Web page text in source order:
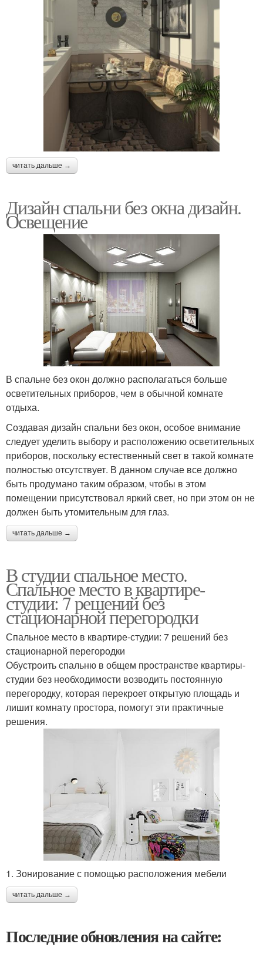
читать дальше →
Дизайн спальни без окна дизайн.
Освещение
В спальне без окон должно располагаться больше
осветительных приборов, чем в обычной комнате
отдыха.
Создавая дизайн спальни без окон, особое внимание
следует уделить выбору и расположению осветительных
приборов, поскольку естественный свет в такой комнате
полностью отсутствует. В данном случае все должно
быть продумано таким образом, чтобы в этом
помещении присутствовал яркий свет, но при этом он не
должен быть утомительным для глаз.
читать дальше →
В студии спальное место.
Спальное место в квартире-
студии: 7 решений без
стационарной перегородки
Спальное место в квартире-студии: 7 решений без
стационарной перегородки
Обустроить спальню в общем пространстве квартиры-
студии без необходимости возводить постоянную
перегородку, которая перекроет открытую площадь и
лишит комнату простора, помогут эти практичные
решения.
1. Зонирование с помощью расположения мебели
читать дальше →
Последние обновления на сайте: